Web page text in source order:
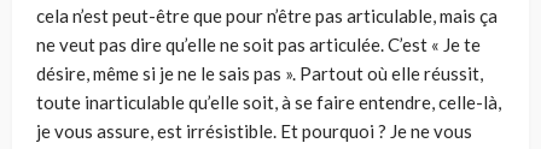
cela n’est peut-être que pour n’être pas articulable, mais ça
ne veut pas dire qu’elle ne soit pas articulée. C’est « Je te
désire, même si je ne le sais pas ». Partout où elle réussit,
toute inarticulable qu’elle soit, à se faire entendre, celle-là,
je vous assure, est irrésistible. Et pourquoi ? Je ne vous